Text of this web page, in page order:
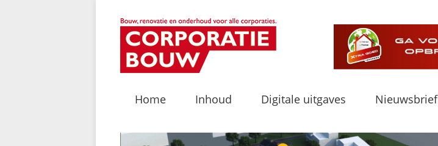
Home Inhoud Digitale uitgaves Nieuwsbrief